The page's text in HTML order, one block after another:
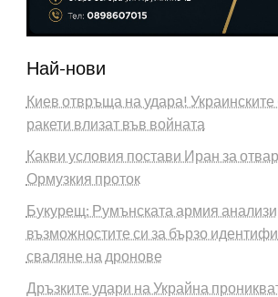
Най-нови
Киев отвръща на удара! Украинските
ракети влизат във войната
Какви условия постави Иран за
Ормузкия проток
Букурещ: Румънската армия
възможностите си за бързо
сваляне на дронове
Дръзките удари на Украйна